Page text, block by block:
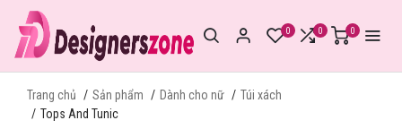
0 0 0
Trang chủ Sản phẩm Dành cho nữ
Túi xách
Tops And Tunic